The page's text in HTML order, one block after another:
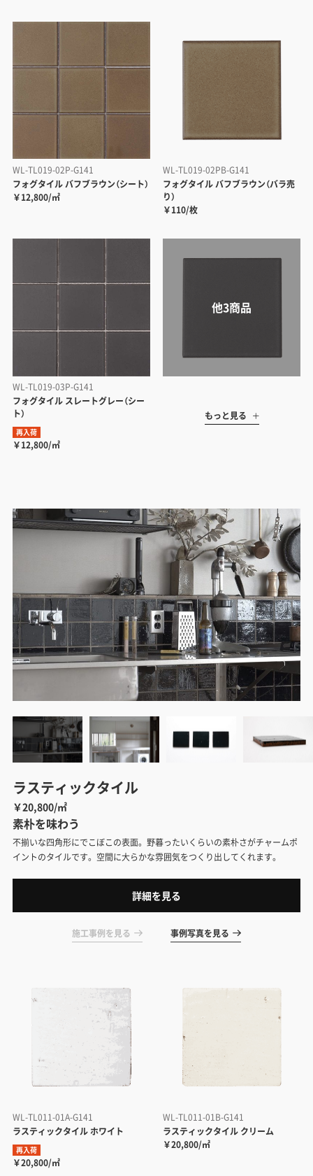
WL-TL019-02P-G141
フォグタイル バフブラウン（シート）
￥12,800/㎡
WL-TL019-02PB-G141
フォグタイル バフブラウン（バラ売
り）
￥110/枚
WL-TL019-03P-G141
フォグタイル スレートグレー（シー
ト）
再入荷
￥12,800/㎡
もっと見る
ラスティックタイル
￥20,800/㎡
素朴を味わう
不揃いな四角形にでこぼこの表面。野暮ったいくらいの素朴さがチャームポ
イントのタイルです。空間に大らかな雰囲気をつくり出してくれます。
詳細を見る
施工事例を見る 事例写真を見る
WL-TL011-01A-G141
ラスティックタイル ホワイト
再入荷
￥20,800/㎡
WL-TL011-01B-G141
ラスティックタイル クリーム
￥20,800/㎡